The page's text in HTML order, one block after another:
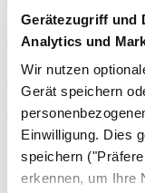
Gerätezugriff und
Analytics und
Wir nutzen
Gerät speichern
Einwilligung. Dies
speichern
erkennen, um Ihre
Gladiator-
Leder
158,- €